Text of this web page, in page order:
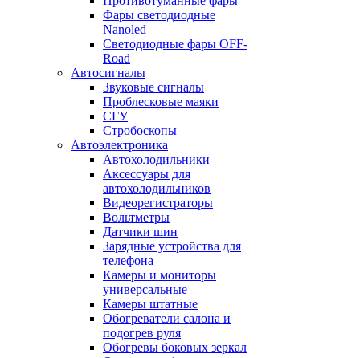
Фары светодиодные
Nanoled
Светодиодные фары OFF-
Road
Автосигналы
Звуковые сигналы
Проблесковые маяки
СГУ
Стробоскопы
Автоэлектроника
Автохолодильники
Аксессуары для
автохолодильников
Видеорегистраторы
Вольтметры
Датчики шин
Зарядные устройства для
телефона
Камеры и мониторы
универсальные
Камеры штатные
Обогреватели салона и
подогрев руля
Обогревы боковых зеркал